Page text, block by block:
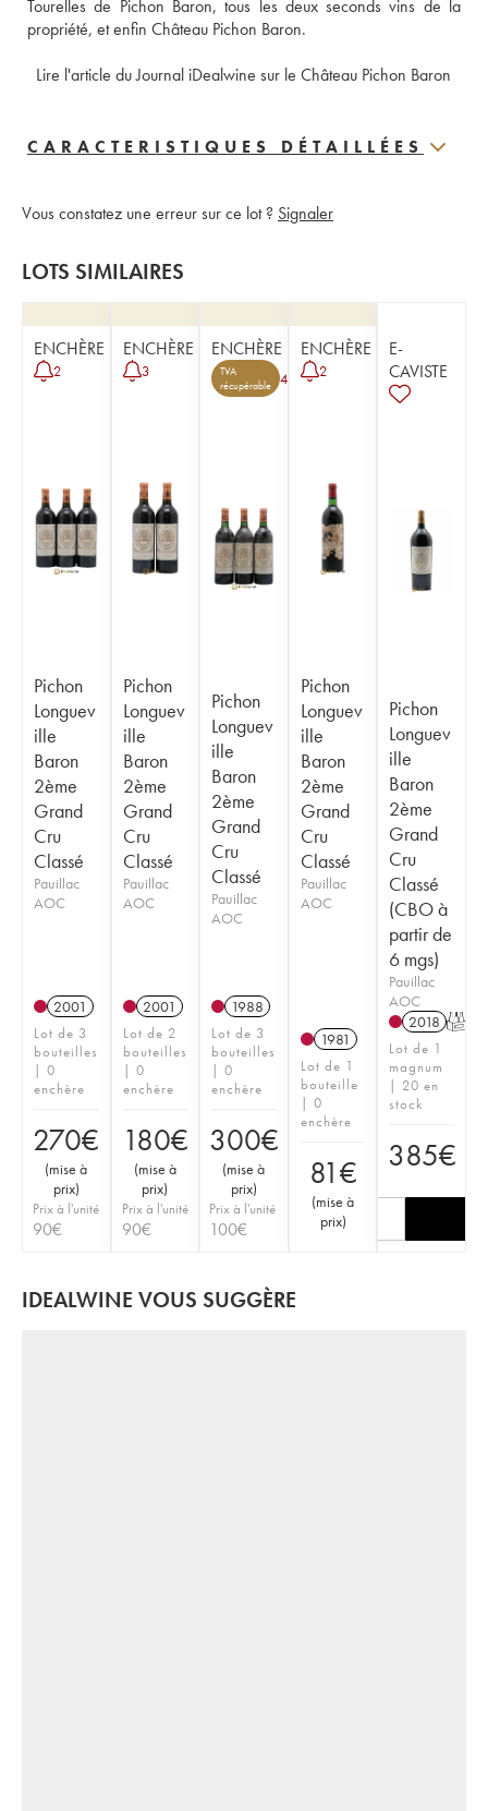
Tourelles de Pichon Baron, tous les deux seconds vins de la
propriété, et enfin Château Pichon Baron.
Lire l'article du Journal iDealwine sur le Château Pichon Baron
CARACTERISTIQUES DÉTAILLÉES
Vous constatez une erreur sur ce lot ? Signaler
LOTS SIMILAIRES
ENCHÈRE
2
Pichon
Longuev
ille
Baron
2ème
Grand
Cru
Classé
Pauillac
AOC
2001
Lot de 3
bouteilles
| 0
enchère
270€
(mise à
prix)
Prix à l'unité
90€
ENCHÈRE
3
Pichon
Longuev
ille
Baron
2ème
Grand
Cru
Classé
Pauillac
AOC
2001
Lot de 2
bouteilles
| 0
enchère
180€
(mise à
prix)
Prix à l'unité
90€
ENCHÈRE
TVA
récupérable
4
Pichon
Longuev
ille
Baron
2ème
Grand
Cru
Classé
Pauillac
AOC
1988
Lot de 3
bouteilles
| 0
enchère
300€
(mise à
prix)
Prix à l'unité
100€
ENCHÈRE
2
Pichon
Longuev
ille
Baron
2ème
Grand
Cru
Classé
Pauillac
AOC
1981
Lot de 1
bouteille
| 0
enchère
81€
(mise à
prix)
E-
CAVISTE
Pichon
Longuev
ille
Baron
2ème
Grand
Cru
Classé
(CBO à
partir de
6 mgs)
Pauillac
AOC
2018 T
Lot de 1
magnum
| 20 en
stock
385€
IDEALWINE VOUS SUGGÈRE